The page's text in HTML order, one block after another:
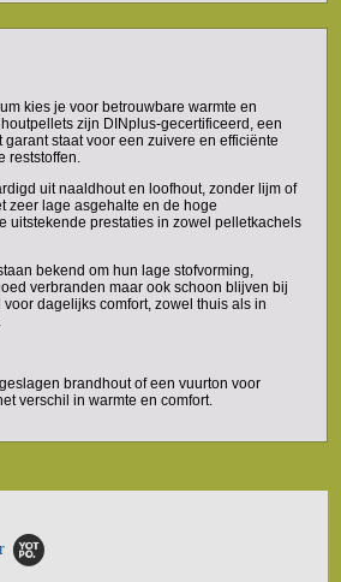
kies je voor betrouwbare warmte en
zijn DINplus-gecertificeerd, een
staat voor een zuivere en efficiënte
reststoffen.
uit naaldhout en loofhout, zonder lijm of
zeer lage asgehalte en de hoge
uitstekende prestaties in zowel pelletkachels
bekend om hun lage stofvorming,
verbranden maar ook schoon blijven bij
dagelijks comfort, zowel thuis als in
brandhout of een vuurton voor
verschil in warmte en comfort.